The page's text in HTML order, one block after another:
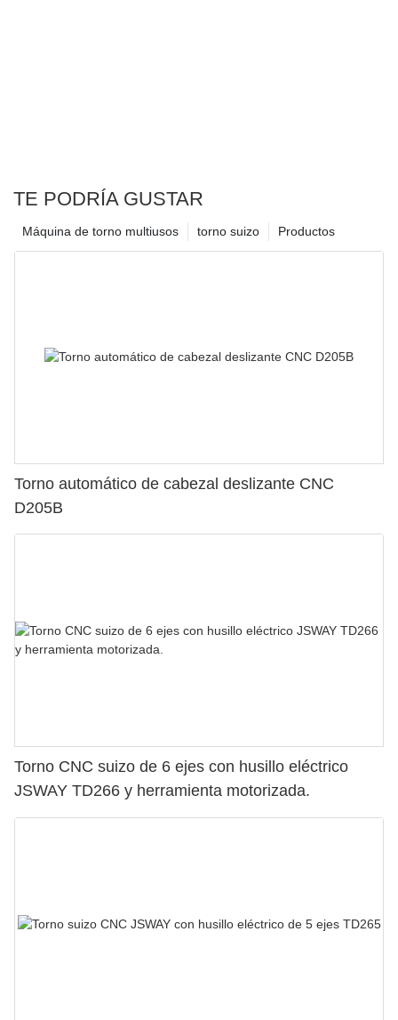
TE PODRÍA GUSTAR
Productos
torno suizo
Máquina de torno multiusos
Torno automático de cabezal deslizante CNC
D205B
Torno CNC suizo de 6 ejes con husillo eléctrico
JSWAY TD266 y herramienta motorizada.